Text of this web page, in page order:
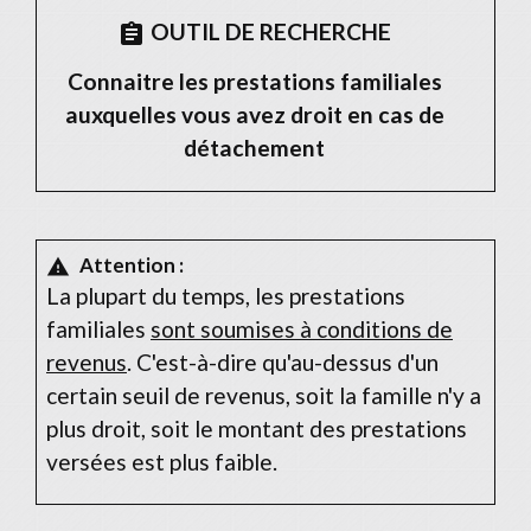
assignment OUTIL DE RECHERCHE
Connaitre les prestations familiales
auxquelles vous avez droit en cas de
détachement
warning Attention :
La plupart du temps, les prestations
familiales sont soumises à conditions de
revenus. C'est-à-dire qu'au-dessus d'un
certain seuil de revenus, soit la famille n'y a
plus droit, soit le montant des prestations
versées est plus faible.